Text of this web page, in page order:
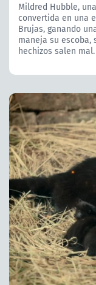
Mildred Hubble,
convertida en una
Brujas, ganando
maneja su escoba,
hechizos salen mal.